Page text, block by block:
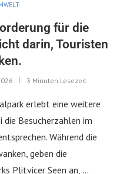
für die
darin, Touristen
3 Minuten Lesezeit
erlebt eine weitere
Besucherzahlen im
Während die
geben die
Plitvicer Seen an, …